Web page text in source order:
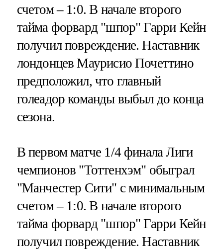
счетом – 1:0. В начале второго
тайма форвард "шпор" Гарри Кейн
получил повреждение. Наставник
лондонцев Маурисио Почеттино
предположил, что главный
голеадор команды выбыл до конца
сезона.
В первом матче 1/4 финала Лиги
чемпионов "Тоттенхэм" обыграл
"Манчестер Сити" с минимальным
счетом – 1:0. В начале второго
тайма форвард "шпор" Гарри Кейн
получил повреждение. Наставник